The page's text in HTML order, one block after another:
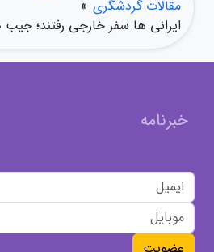
مقالات گردشگری »
ایرانی ها سفر خارجی رفتند؛
خبرنامه